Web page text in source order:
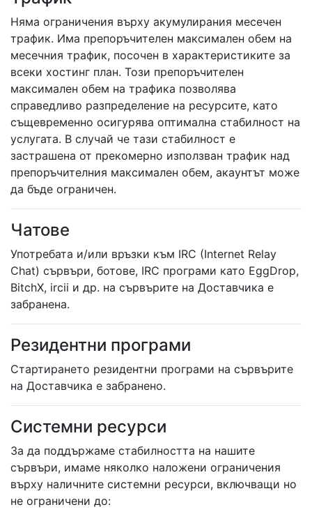
Няма ограничения върху акумулирания месечен
трафик. Има препоръчителен максимален обем на
месечния трафик, посочен в характеристиките за
всеки хостинг план. Този препоръчителен
максимален обем на трафика позволява
справедливо разпределение на ресурсите, като
същевременно осигурява оптимална стабилност на
услугата. В случай че тази стабилност е
застрашена от прекомерно използван трафик над
препоръчителния максимален обем, акаунтът може
да бъде ограничен.
Чатове
Употребата и/или връзки към IRC (Internet Relay
Chat) сървъри, ботове, IRC програми като EggDrop,
BitchX, ircii и др. на сървърите на Доставчика е
забранена.
Резидентни програми
Стартирането резидентни програми на сървърите
на Доставчика е забранено.
Системни ресурси
За да поддържаме стабилността на нашите
сървъри, имаме няколко наложени ограничения
върху наличните системни ресурси, включващи но
не ограничени до: